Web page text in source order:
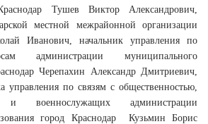
Тушев Виктор Александрович,
местной межрайонной организации
Иванович, начальник управления по
администрации муниципального
Черепахин Александр Дмитриевич,
управления по связям с общественностью,
и военнослужащих администрации
город Краснодар Кузьмин Борис